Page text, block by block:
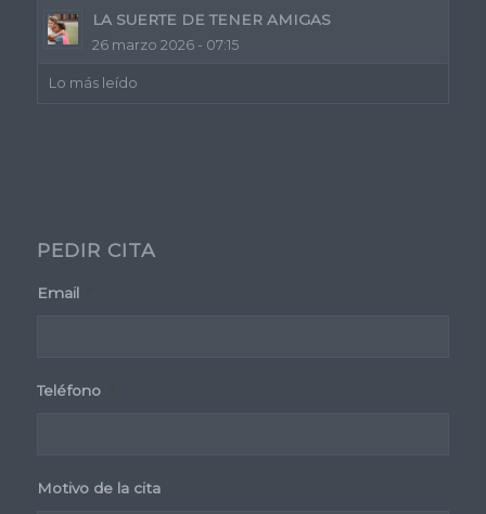
LA SUERTE DE TENER AMIGAS
26 marzo 2026 - 07:15
Lo más leído
PEDIR CITA
Email
Teléfono
Motivo de la cita